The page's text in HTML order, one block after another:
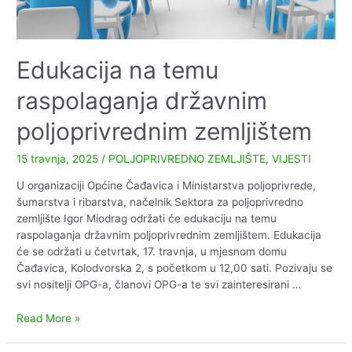
Edukacija na temu
raspolaganja državnim
poljoprivrednim zemljištem
15 travnja, 2025/ POLJOPRIVREDNO ZEMLJIŠTE,VIJESTI
U organizaciji Općine Čađavica i Ministarstva poljoprivrede,
šumarstva i ribarstva, načelnik Sektora za poljoprivredno
zemljište Igor Miodrag održati će edukaciju na temu
raspolaganja državnim poljoprivrednim zemljištem. Edukacija
će se održati u četvrtak, 17. travnja, u mjesnom domu
Čađavica, Kolodvorska 2, s početkom u 12,00 sati. Pozivaju se
svi nositelji OPG-a, članovi OPG-a te svi zainteresirani …
Edukacija
Read More »